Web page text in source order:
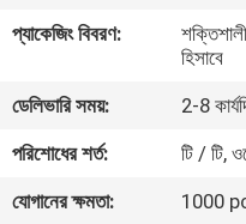
নিয়ন্ত্রণ
যোগাযোগ
করুন
প্যাকেজিং বিবরণ:
হিসাবে
ডেলিভারি সময়:
2-8
পরিশোধের শর্ত:
টি / টি,
যোগানের ক্ষমতা:
1000